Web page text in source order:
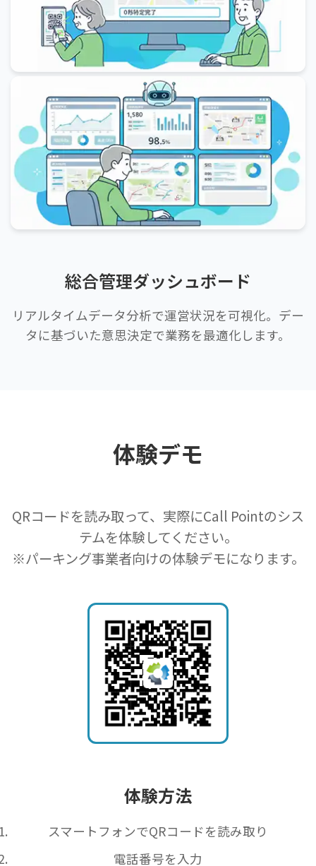
総合管理ダッシュボード
リアルタイムデータ分析で運営状況を可視化。デー
タに基づいた意思決定で業務を最適化します。
体験デモ
QRコードを読み取って、実際にCall Pointのシス
テムを体験してください。
※パーキング事業者向けの体験デモになります。
体験方法
スマートフォンでQRコードを読み取り
電話番号を入力